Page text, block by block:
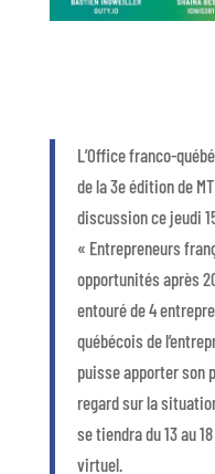
L’Office franco-
de la 3e édition de
discussion ce jeudi
« Entrepreneurs
opportunités après
entouré de 4
québécois de
puisse apporter son
regard sur la
se tiendra du 13 au
virtuel.